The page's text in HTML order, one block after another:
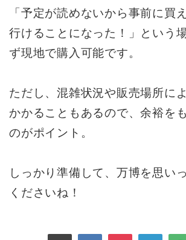
「予定が読めないから事前に買
行けることになった！」という
ず現地で購入可能です。
ただし、混雑状況や販売場所に
かかることもあるので、余裕を
のがポイント。
しっかり準備して、万博を思い
くださいね！